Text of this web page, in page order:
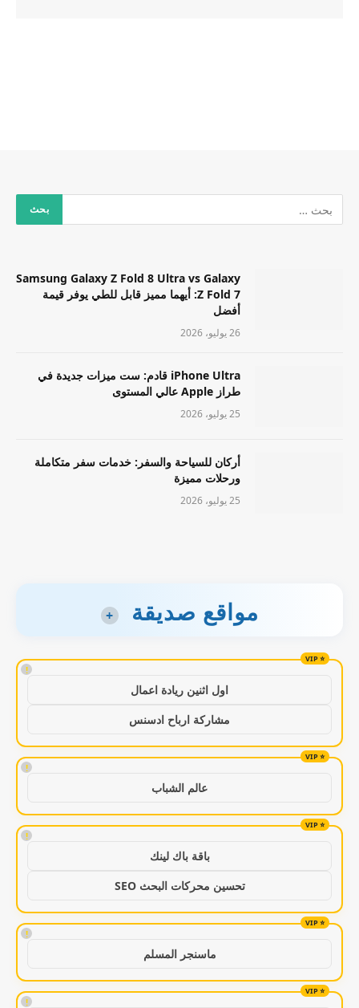
Samsung Galaxy Z Fold 8 Ultra vs Galaxy
Z Fold 7: أيهما مميز قابل للطي يوفر قيمة
أفضل
26 يوليو، 2026
iPhone Ultra قادم: ست ميزات جديدة في
طراز Apple عالي المستوى
25 يوليو، 2026
أركان للسياحة والسفر: خدمات سفر متكاملة
ورحلات مميزة
25 يوليو، 2026
مواقع صديقة +
!
اول اثنين ريادة اعمال
مشاركة ارباح ادسنس
!
عالم الشباب
!
باقة باك لينك
تحسين محركات البحث SEO
!
ماسنجر المسلم
!